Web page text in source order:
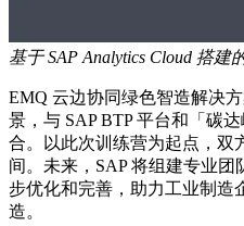
基于 SAP Analytics Cloud 搭建
EMQ 云边协同绿色智造解决
景，与 SAP BTP 平台和「碳
合。以此次训练营为起点，双
间。未来，SAP 将组建专业
步优化和完善，助力工业制造
造。